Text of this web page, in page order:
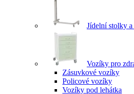
Jídelní stolky
Vozíky pro
Zásuvkové vozíky
Policové vozíky
Vozíky pod lehátka